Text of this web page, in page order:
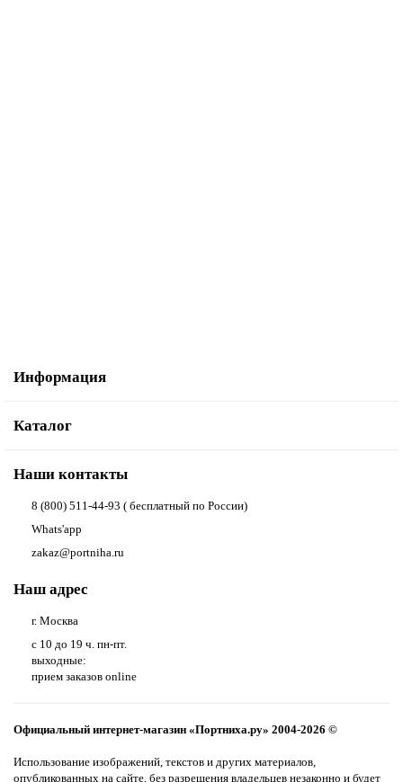
Информация
Каталог
Наши контакты
8 (800) 511-44-93 ( бесплатный по России)
Whats'app
zakaz@portniha.ru
Наш адрес
г. Москва
с 10 до 19 ч. пн-пт.
выходные:
прием заказов online
Официальный интернет-магазин «Портниха.ру» 2004-2026 ©
Использование изображений, текстов и других материалов,
опубликованных на сайте, без разрешения владельцев незаконно и будет